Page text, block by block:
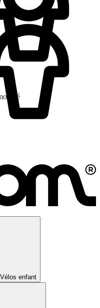
clé
Vélos enfant